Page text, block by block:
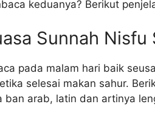
keduanya? Berikut
Sunnah Nisfu
pada malam hari baik
selesai makan sahur.
ban arab, latin dan artinya